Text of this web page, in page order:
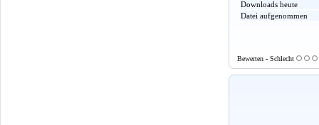
Downloads heute
Datei aufgenommen
Bewerten - Schlecht